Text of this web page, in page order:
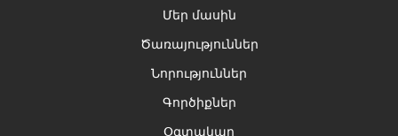
Մեր մասին
Ծառայություններ
Նորություններ
Գործիքներ
Օգտակար